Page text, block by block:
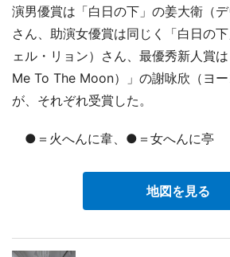
演男優賞は「白日の下」の姜大衛（デ
さん、助演女優賞は同じく「白日の
ェル・リョン）さん、最優秀新人賞
Me To The Moon）」の謝咏欣（ヨ
が、それぞれ受賞した。
●＝火へんに韋、●＝女へんに亭
地図を見る